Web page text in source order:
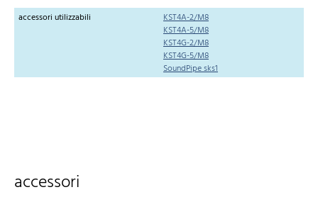
accessori utilizzabili
KST4A-2/M8
KST4A-5/M8
KST4G-2/M8
KST4G-5/M8
SoundPipe sks1
accessori